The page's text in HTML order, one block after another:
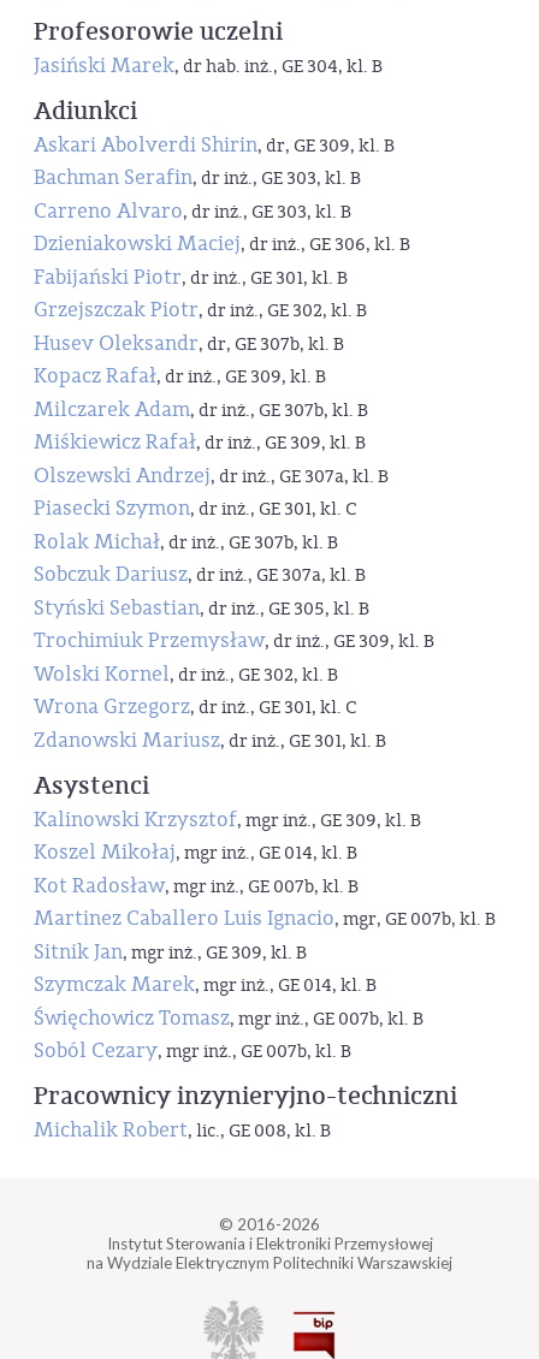
Profesorowie uczelni
Jasiński Marek, dr hab. inż., GE 304, kl. B
Adiunkci
Askari Abolverdi Shirin, dr, GE 309, kl. B
Bachman Serafin, dr inż., GE 303, kl. B
Carreno Alvaro, dr inż., GE 303, kl. B
Dzieniakowski Maciej, dr inż., GE 306, kl. B
Fabijański Piotr, dr inż., GE 301, kl. B
Grzejszczak Piotr, dr inż., GE 302, kl. B
Husev Oleksandr, dr, GE 307b, kl. B
Kopacz Rafał, dr inż., GE 309, kl. B
Milczarek Adam, dr inż., GE 307b, kl. B
Miśkiewicz Rafał, dr inż., GE 309, kl. B
Olszewski Andrzej, dr inż., GE 307a, kl. B
Piasecki Szymon, dr inż., GE 301, kl. C
Rolak Michał, dr inż., GE 307b, kl. B
Sobczuk Dariusz, dr inż., GE 307a, kl. B
Styński Sebastian, dr inż., GE 305, kl. B
Trochimiuk Przemysław, dr inż., GE 309, kl. B
Wolski Kornel, dr inż., GE 302, kl. B
Wrona Grzegorz, dr inż., GE 301, kl. C
Zdanowski Mariusz, dr inż., GE 301, kl. B
Asystenci
Kalinowski Krzysztof, mgr inż., GE 309, kl. B
Koszel Mikołaj, mgr inż., GE 014, kl. B
Kot Radosław, mgr inż., GE 007b, kl. B
Martinez Caballero Luis Ignacio, mgr, GE 007b, kl. B
Sitnik Jan, mgr inż., GE 309, kl. B
Szymczak Marek, mgr inż., GE 014, kl. B
Święchowicz Tomasz, mgr inż., GE 007b, kl. B
Soból Cezary, mgr inż., GE 007b, kl. B
Pracownicy inzynieryjno-techniczni
Michalik Robert, lic., GE 008, kl. B
© 2016-2026
Instytut Sterowania i Elektroniki Przemysłowej
na Wydziale Elektrycznym Politechniki Warszawskiej